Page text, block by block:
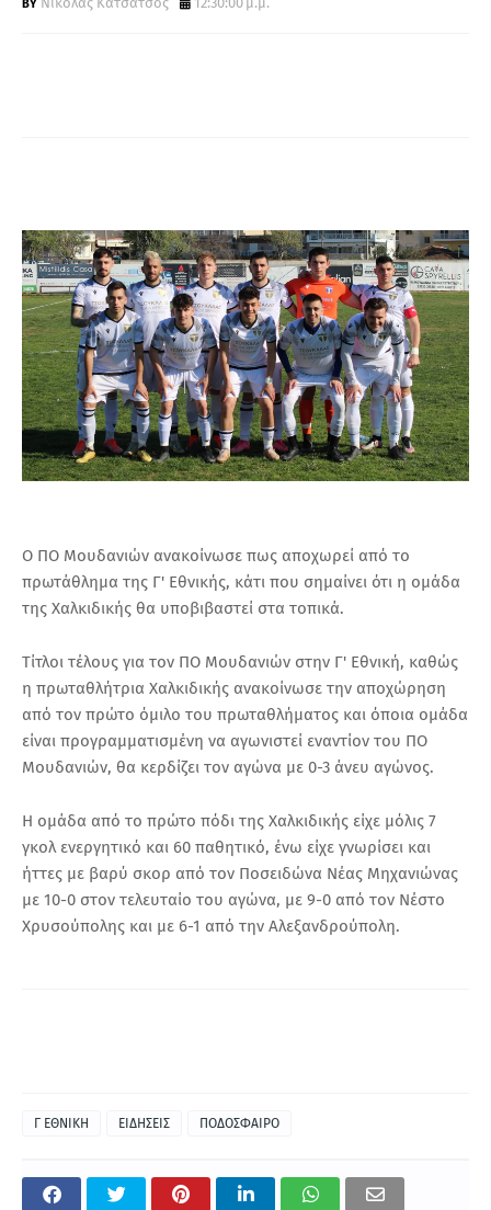
Ο ΠΟ Μουδανιών ανακοίνωσε πως αποχωρεί από το
πρωτάθλημα της Γ' Εθνικής, κάτι που σημαίνει ότι η ομάδα
της Χαλκιδικής θα υποβιβαστεί στα τοπικά.
Τίτλοι τέλους για τον ΠΟ Μουδανιών στην Γ' Εθνική, καθώς
η πρωταθλήτρια Χαλκιδικής ανακοίνωσε την αποχώρηση
από τον πρώτο όμιλο του πρωταθλήματος και όποια ομάδα
είναι προγραμματισμένη να αγωνιστεί εναντίον του ΠΟ
Μουδανιών, θα κερδίζει τον αγώνα με 0-3 άνευ αγώνος.
Η ομάδα από το πρώτο πόδι της Χαλκιδικής είχε μόλις 7
γκολ ενεργητικό και 60 παθητικό, ένω είχε γνωρίσει και
ήττες με βαρύ σκορ από τον Ποσειδώνα Νέας Μηχανιώνας
με 10-0 στον τελευταίο του αγώνα, με 9-0 από τον Νέστο
Χρυσούπολης και με 6-1 από την Αλεξανδρούπολη.
Γ ΕΘΝΙΚΗ ΕΙΔΗΣΕΙΣ ΠΟΔΟΣΦΑΙΡΟ